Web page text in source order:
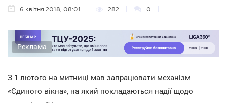
6 квітня 2018, 08:01 282 0
Реклама
З 1 лютого на митниці мав запрацювати механізм
«Єдиного вікна», на який покладаються надії щодо